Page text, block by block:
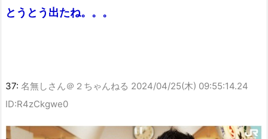
とうとう出たね。。。
37: 名無しさん＠２ちゃんねる 2024/04/25(木) 09:55:14.24
ID:R4zCkgwe0